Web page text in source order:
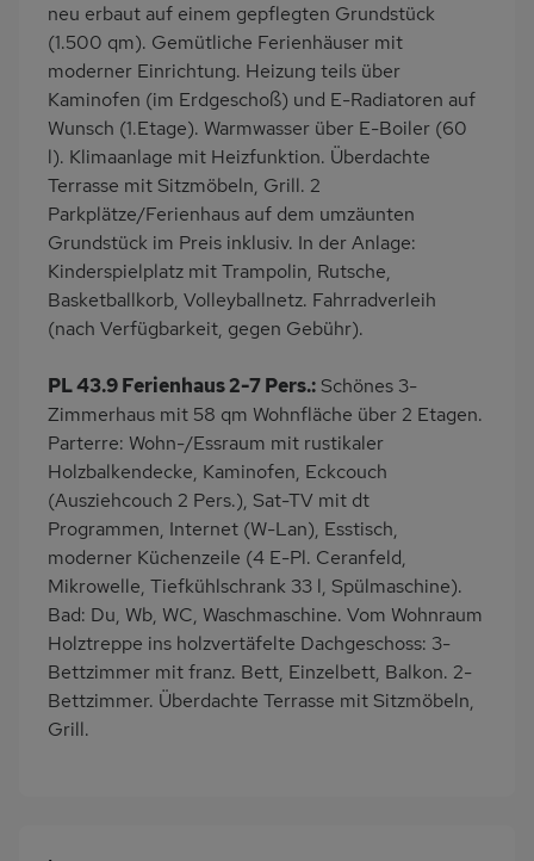
Geschirrspülmaschine
Kühlschrank
Mikrowelle
Gefrierschrank
Ruhige Lage
Babybett
Kinderhochstuhl
Fahrradverleih
Nichtraucher
Wb/WC
freistehend
Internet
Seniorenfreundlich
Balkonmöbel
Terrassenmöbel
Feuerstelle im Freien
Esszimmer
Induktionsherd
am Waldrand
Bettwäsche inklusive
neu erbaut auf einem gepflegten Grundstück
(1.500 qm). Gemütliche Ferienhäuser mit
moderner Einrichtung. Heizung teils über
Kaminofen (im Erdgeschoß) und E-Radiatoren auf
Wunsch (1.Etage). Warmwasser über E-Boiler (60
l). Klimaanlage mit Heizfunktion. Überdachte
Terrasse mit Sitzmöbeln, Grill. 2
Parkplätze/Ferienhaus auf dem umzäunten
Grundstück im Preis inklusiv. In der Anlage:
Kinderspielplatz mit Trampolin, Rutsche,
Basketballkorb, Volleyballnetz. Fahrradverleih
(nach Verfügbarkeit, gegen Gebühr).
PL 43.9 Ferienhaus 2-7 Pers.: Schönes 3-
Zimmerhaus mit 58 qm Wohnfläche über 2 Etagen.
Parterre: Wohn-/Essraum mit rustikaler
Holzbalkendecke, Kaminofen, Eckcouch
(Ausziehcouch 2 Pers.), Sat-TV mit dt
Programmen, Internet (W-Lan), Esstisch,
moderner Küchenzeile (4 E-Pl. Ceranfeld,
Mikrowelle, Tiefkühlschrank 33 l, Spülmaschine).
Bad: Du, Wb, WC, Waschmaschine. Vom Wohnraum
Holztreppe ins holzvertäfelte Dachgeschoss: 3-
Bettzimmer mit franz. Bett, Einzelbett, Balkon. 2-
Bettzimmer. Überdachte Terrasse mit Sitzmöbeln,
Grill.